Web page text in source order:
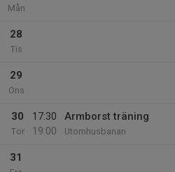
Mån
28
Tis
29
Ons
30
Tor
17:30
19:00
Armborst träning
Utomhusbanan
31